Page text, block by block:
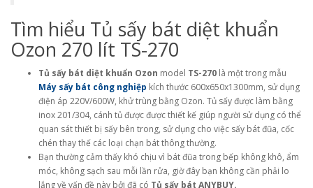
Tìm hiểu Tủ sấy bát diệt khuẩn
Ozon 270 lít TS-270
Tủ sấy bát diệt khuẩn Ozon model TS-270 là một trong mẫu
Máy sấy bát công nghiệp kích thước 600x650x1300mm, sử dụng
điện áp 220V/600W, khử trùng bằng Ozon. Tủ sấy được làm bằng
inox 201/304, cánh tủ được được thiết kế giúp người sử dụng có thể
quan sát thiết bị sấy bên trong, sử dụng cho việc sấy bát đũa, cốc
chén thay thế các loại chạn bát thông thường.
Bạn thường cảm thấy khó chịu vì bát đũa trong bếp không khô, ẩm
móc, không sạch sau mỗi lần rửa, giờ đây bạn không cần phải lo
lắng về vấn đề này bởi đã có Tủ sấy bát ANYBUY.